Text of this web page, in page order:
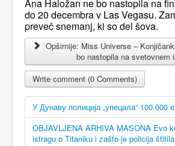
Ana Haložan ne bo nastopila na
do 20 decembra v Las Vegasu.
preveč snemanj, ki so del šova.
Opširnije: Miss Universe –
bo nastopila na svetovnem
Write comment (0 Comments)
У Дунаву полиција „упецала“ 100.000
OBJAVLJENA ARHIVA MASONA Evo
istragu o Titaniku i zašto je policija